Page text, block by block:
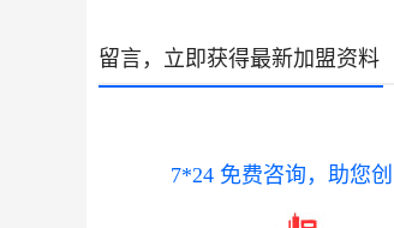
留言，立即获得最新加盟资料
7*24 免费咨询，助您